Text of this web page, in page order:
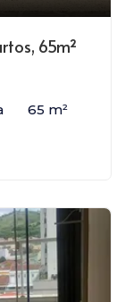
65m²
65 m²